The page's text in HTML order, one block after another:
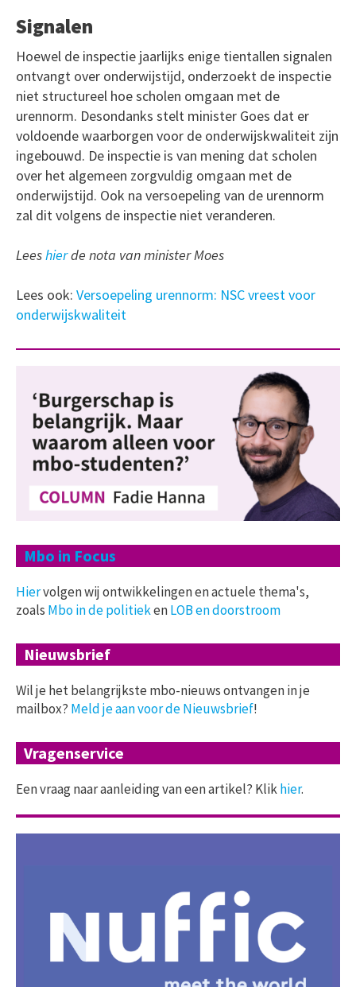
Signalen
Hoewel de inspectie jaarlijks enige tientallen signalen
ontvangt over onderwijstijd, onderzoekt de inspectie
niet structureel hoe scholen omgaan met de
urennorm. Desondanks stelt minister Goes dat er
voldoende waarborgen voor de onderwijskwaliteit zijn
ingebouwd. De inspectie is van mening dat scholen
over het algemeen zorgvuldig omgaan met de
onderwijstijd. Ook na versoepeling van de urennorm
zal dit volgens de inspectie niet veranderen.
Leeshierde nota van minister Moes
Lees ook: Versoepeling urennorm: NSC vreest voor
onderwijskwaliteit
Mbo in Focus
Hiervolgen wij ontwikkelingen en actuele thema's,
zoals Mbo in de politiekenLOB en doorstroom
Nieuwsbrief
Wil je het belangrijkste mbo-nieuws ontvangen in je
mailbox? Meld je aan voor de Nieuwsbrief!
Vragenservice
Een vraag naar aanleiding van een artikel? Klikhier.